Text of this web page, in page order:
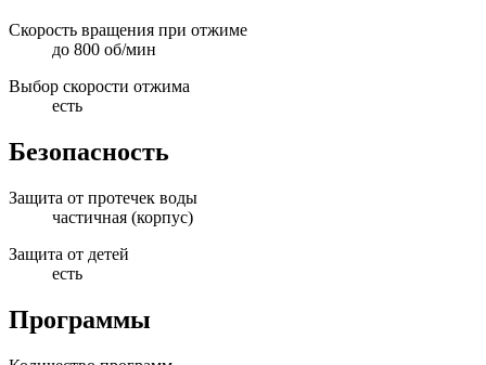
Скорость вращения при отжиме
до 800 об/мин
Выбор скорости отжима
есть
Безопасность
Защита от протечек воды
частичная (корпус)
Защита от детей
есть
Программы